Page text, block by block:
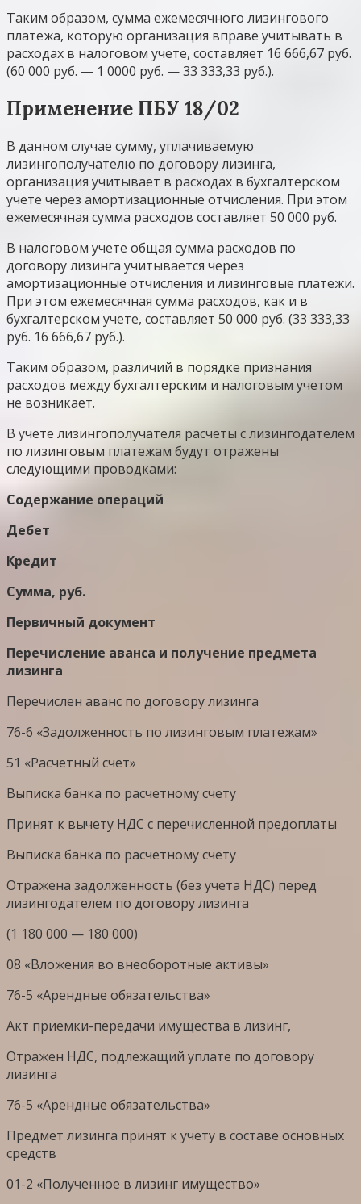
Таким образом, сумма ежемесячного лизингового
платежа, которую организация вправе учитывать в
расходах в налоговом учете, составляет 16 666,67 руб.
(60 000 руб. — 1 0000 руб. — 33 333,33 руб.).
Применение ПБУ 18/02
В данном случае сумму, уплачиваемую
лизингополучателю по договору лизинга,
организация учитывает в расходах в бухгалтерском
учете через амортизационные отчисления. При этом
ежемесячная сумма расходов составляет 50 000 руб.
В налоговом учете общая сумма расходов по
договору лизинга учитывается через
амортизационные отчисления и лизинговые платежи.
При этом ежемесячная сумма расходов, как и в
бухгалтерском учете, составляет 50 000 руб. (33 333,33
руб. 16 666,67 руб.).
Таким образом, различий в порядке признания
расходов между бухгалтерским и налоговым учетом
не возникает.
В учете лизингополучателя расчеты с лизингодателем
по лизинговым платежам будут отражены
следующими проводками:
Содержание операций
Дебет
Кредит
Сумма, руб.
Первичный документ
Перечисление аванса и получение предмета
лизинга
Перечислен аванс по договору лизинга
76-6 «Задолженность по лизинговым платежам»
51 «Расчетный счет»
Выписка банка по расчетному счету
Принят к вычету НДС с перечисленной предоплаты
Выписка банка по расчетному счету
Отражена задолженность (без учета НДС) перед
лизингодателем по договору лизинга
(1 180 000 — 180 000)
08 «Вложения во внеоборотные активы»
76-5 «Арендные обязательства»
Акт приемки-передачи имущества в лизинг,
Отражен НДС, подлежащий уплате по договору
лизинга
76-5 «Арендные обязательства»
Предмет лизинга принят к учету в составе основных
средств
01-2 «Полученное в лизинг имущество»